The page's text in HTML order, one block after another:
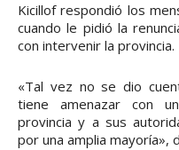
Kicillof respondió los
cuando le pidió la
con intervenir la provincia.
«Tal vez no se dio
tiene amenazar con
provincia y a sus
por una amplia mayoría»,